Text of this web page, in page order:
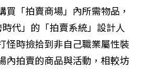
「拍賣商場」內所需物品，
代」的「拍賣系統」設計人
怪時撿拾到非自己職業屬性裝
內拍賣的商品與活動，相較坊